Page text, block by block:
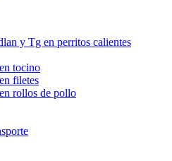
y Tg en perritos calientes
tocino
filetes
rollos de pollo